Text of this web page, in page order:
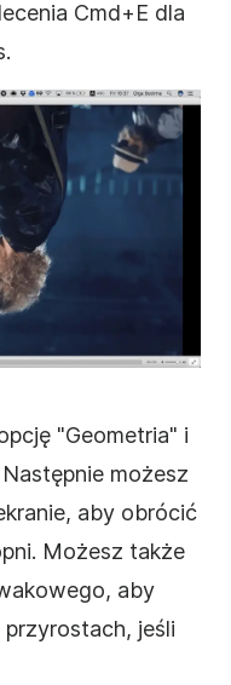
Cmd+E dla
"Geometria" i
możesz
aby obrócić
Możesz także
aby
jeśli